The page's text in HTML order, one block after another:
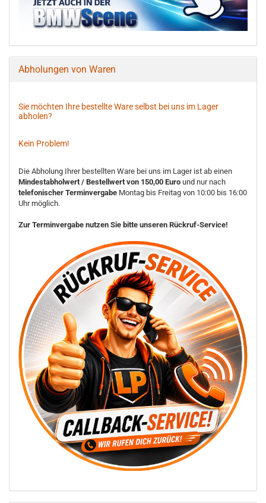
Abholungen von Waren
Sie möchten Ihre bestellte Ware selbst bei uns im Lager
abholen?
Kein Problem!
Die Abholung Ihrer bestellten Ware bei uns im Lager ist ab einen
Mindestabholwert / Bestellwert von 150,00 Euro und nur nach
telefonischer Terminvergabe Montag bis Freitag von 10:00 bis 16:00
Uhr möglich.
Zur Terminvergabe nutzen Sie bitte unseren Rückruf-Service!